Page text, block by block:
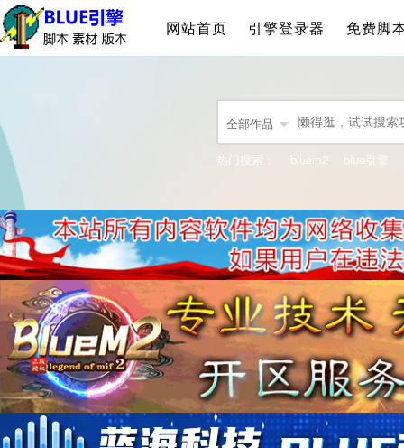
网站首页 引擎登录器 免费脚
全部作品
热门搜索： bluem2 blue引擎